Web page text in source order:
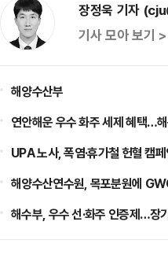
장정욱 기자
기사 모아 보기 >
해양수산부
연안해운 우수 화주 세제 혜택…
UPA 노사, 폭염·휴가철 헌혈 캠
해양수산연수원, 목포분원에
해수부, 우수 선·화주 인증제…장